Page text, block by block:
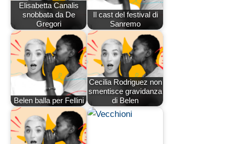
Elisabetta Canalis
snobbata da De
Gregori
Il cast del festival di
Sanremo
Belen balla per Fellini
Cecilia Rodriguez non
smentisce gravidanza
di Belen